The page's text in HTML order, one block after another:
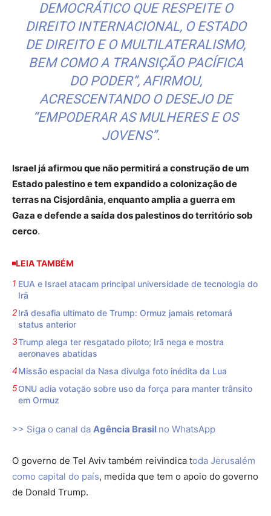
DEMOCRÁTICO QUE RESPEITE O
DIREITO INTERNACIONAL, O ESTADO
DE DIREITO E O MULTILATERALISMO,
BEM COMO A TRANSIÇÃO PACÍFICA
DO PODER”, AFIRMOU,
ACRESCENTANDO O DESEJO DE
“EMPODERAR AS MULHERES E OS
JOVENS”.
Israel já afirmou que não permitirá a construção de um
Estado palestino e tem expandido a colonização de
terras na Cisjordânia, enquanto amplia a guerra em
Gaza e defende a saída dos palestinos do território sob
cerco.
LEIA TAMBÉM
EUA e Israel atacam principal universidade de tecnologia do
Irã
Irã desafia ultimato de Trump: Ormuz jamais retomará
status anterior
Trump alega ter resgatado piloto; Irã nega e mostra
aeronaves abatidas
Missão espacial da Nasa divulga foto inédita da Lua
ONU adia votação sobre uso da força para manter trânsito
em Ormuz
>> Siga o canal da Agência Brasil no WhatsApp
O governo de Tel Aviv também reivindica toda Jerusalém
como capital do país, medida que tem o apoio do governo
de Donald Trump.